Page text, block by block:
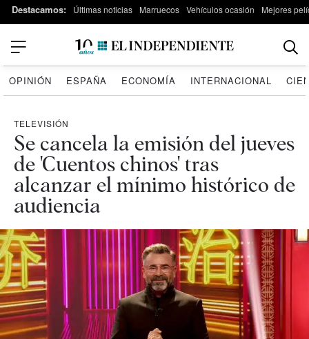
Destacamos: Últimas noticias Marruecos Vehículos ocasión Mejores
OPINIÓN ESPAÑA ECONOMÍA INTERNACIONAL
TELEVISIÓN
Se cancela la emisión del jueves
de 'Cuentos chinos' tras
alcanzar el mínimo histórico de
audiencia